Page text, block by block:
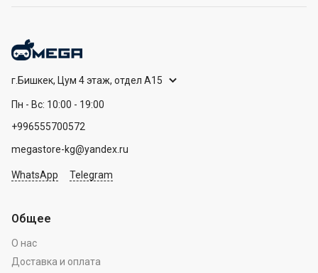
г.Бишкек, Цум 4 этаж, отдел А15
Пн - Вс: 10:00 - 19:00
+996555700572
megastore-kg@yandex.ru
WhatsApp Telegram
Общее
О нас
Доставка и оплата